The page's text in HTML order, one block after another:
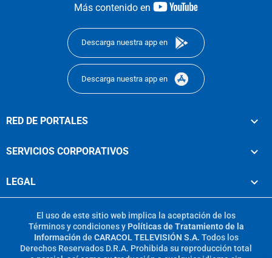
Más contenido en
youtube-
Descarga nuestra app en
Descarga nuestra app en
RED DE PORTALES
SERVICIOS CORPORATIVOS
LEGAL
El uso de este sitio web implica la aceptación de los
Términos y condicionesy Políticas de Tratamiento de la
Información de CARACOL TELEVISIÓN S.A. Todos los
Derechos Reservados D.R.A. Prohibida su reproducción total